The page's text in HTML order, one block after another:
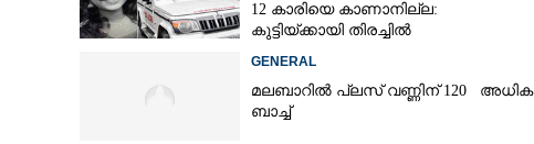
12 കാരിയെ കാണാനില്ല:
കുട്ടിയ്ക്കായി തിരച്ചിൽ
GENERAL
മലബാറിൽ പ്ലസ് വണ്ണിന് 120 അധിക
ബാച്ച്